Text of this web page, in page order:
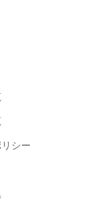
シー